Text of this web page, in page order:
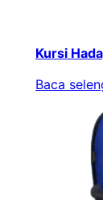
Kursi
Baca